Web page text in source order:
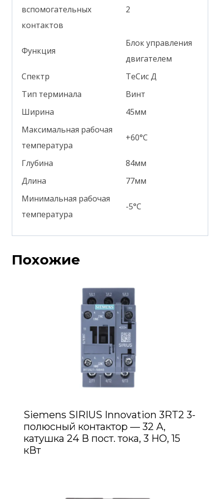
вспомогательных
контактов
2
Функция
Блок управления
двигателем
Спектр
ТеСис Д
Тип терминала
Винт
Ширина
45мм
Максимальная рабочая
температура
+60°С
Глубина
84мм
Длина
77мм
Минимальная рабочая
температура
-5°С
Похожие
Siemens SIRIUS Innovation 3RT2 3-
полюсный контактор — 32 А,
катушка 24 В пост. тока, 3 НО, 15
кВт